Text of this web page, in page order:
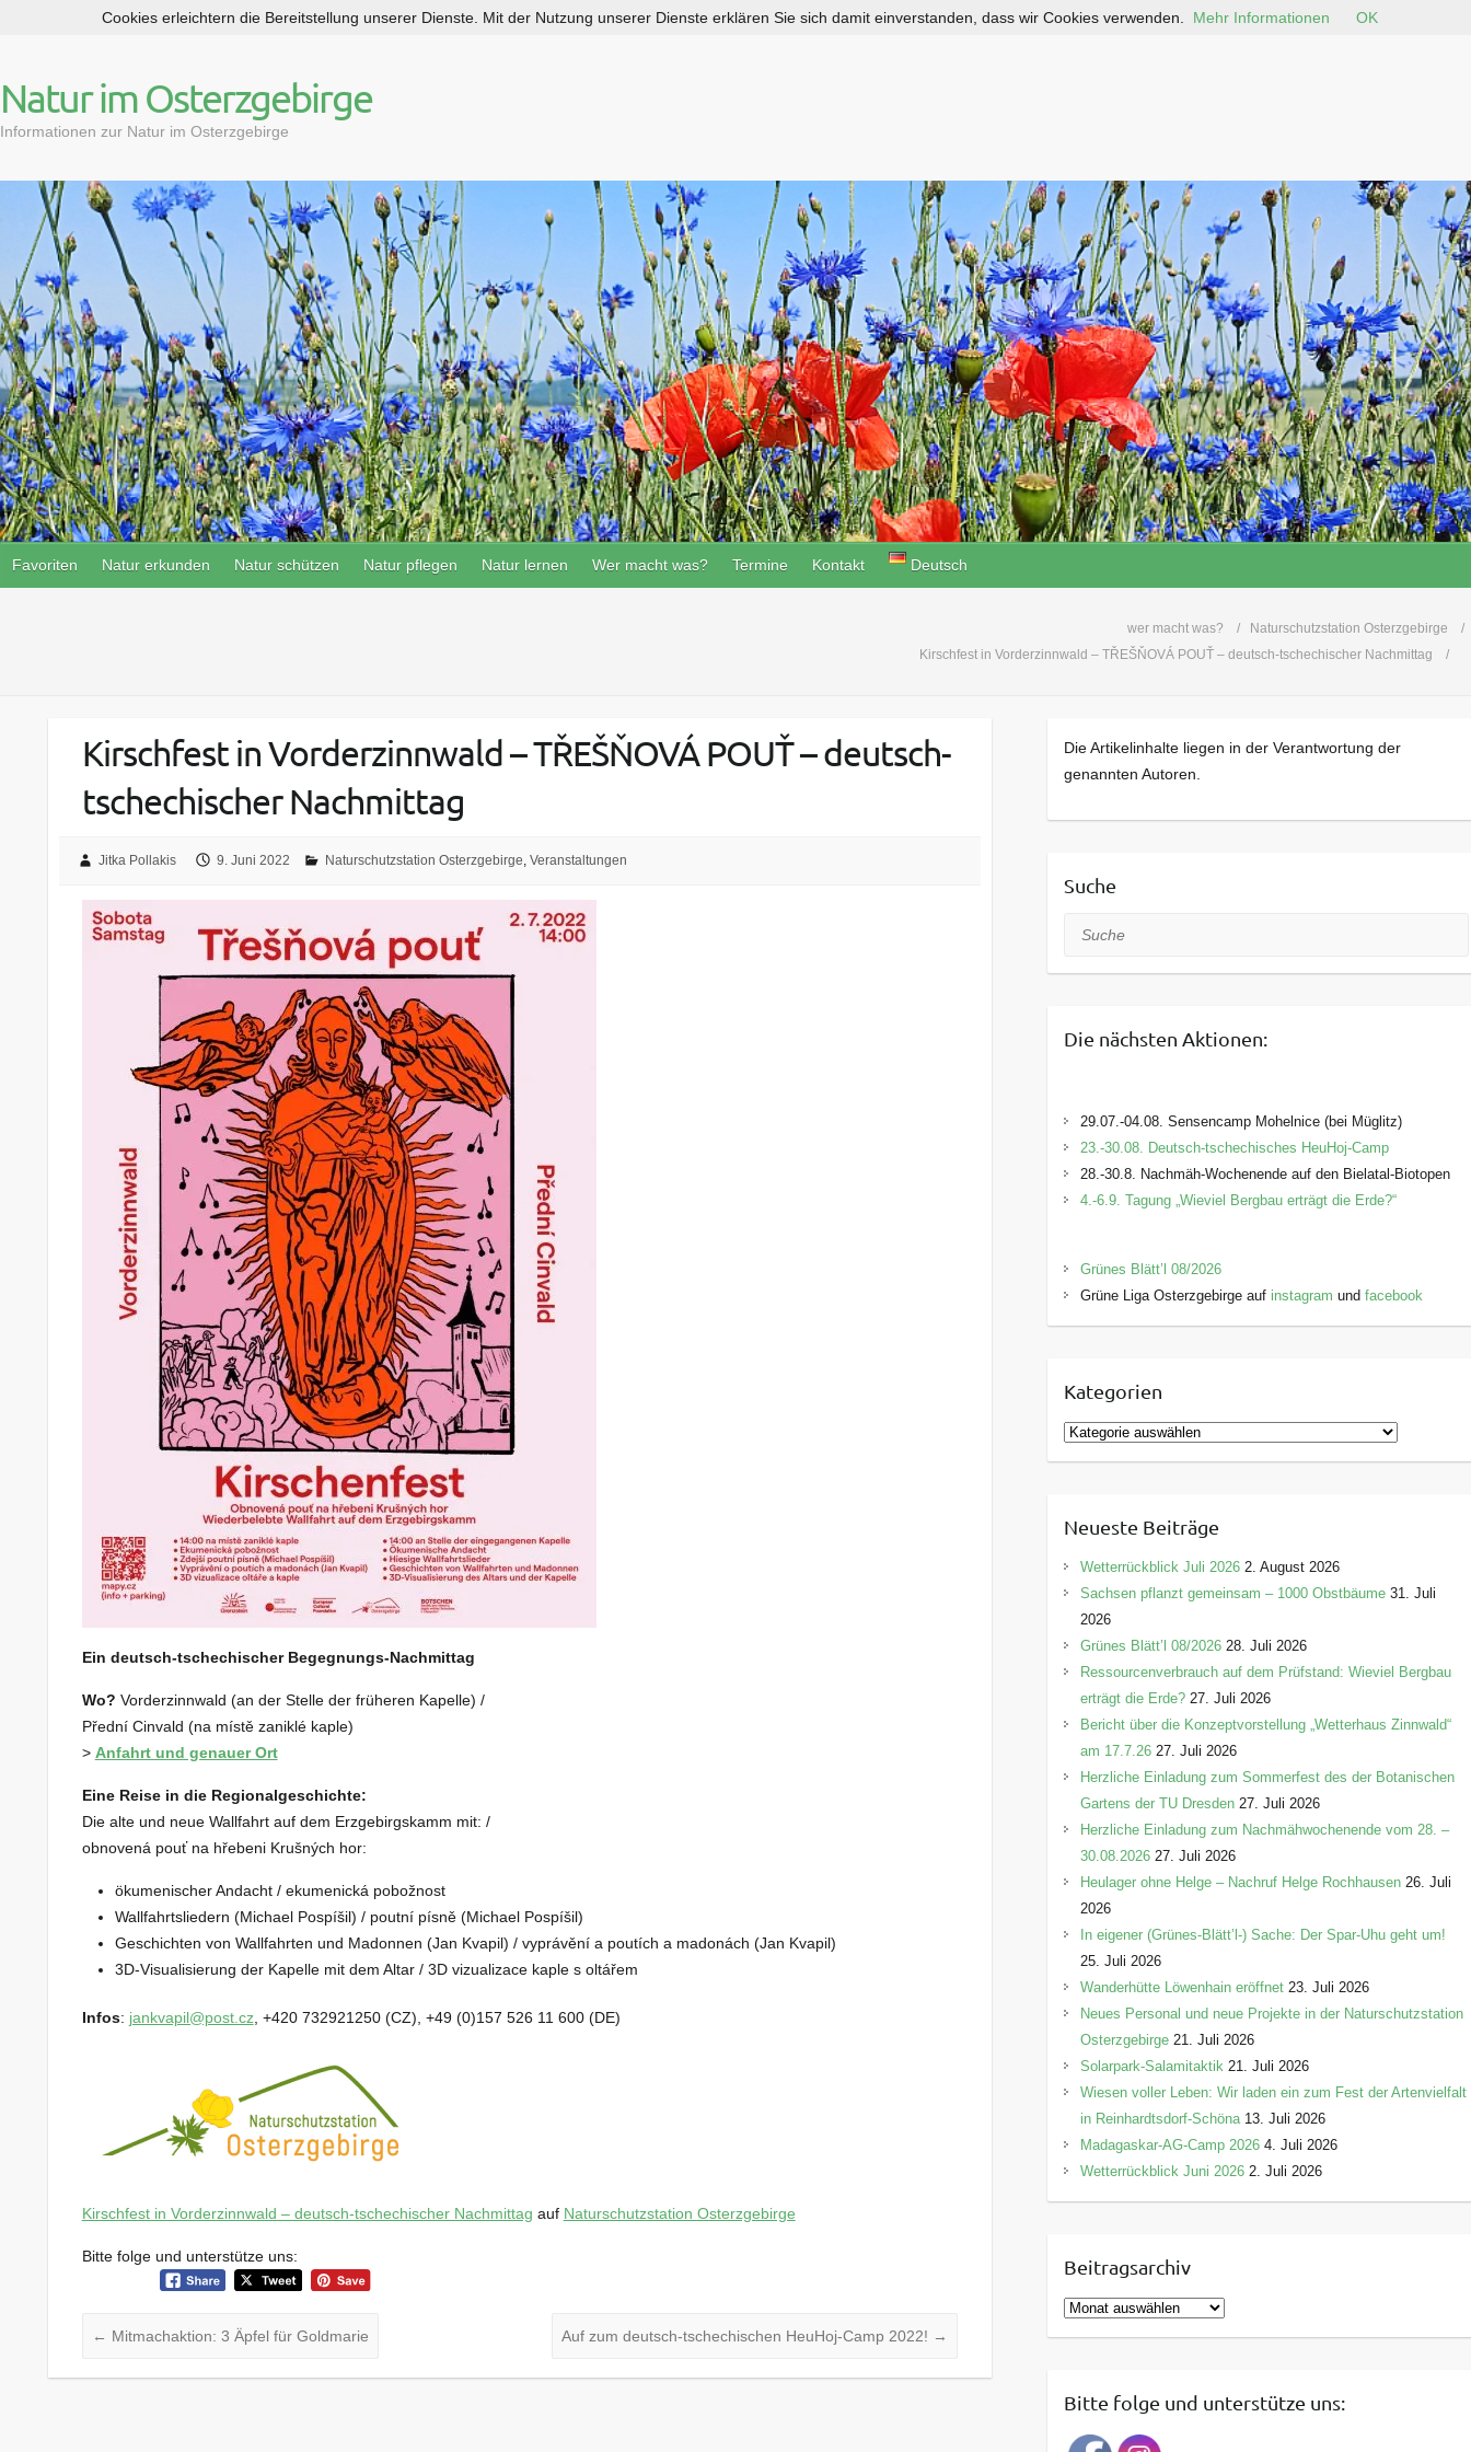
p
t
c
n
t
Natur im Osterzgebirge
Informationen zur Natur im Osterzgebirge
Favoriten Natur erkunden Natur schützen Natur pflegen Natur lernen Wer macht was? Termine Kontakt Deutsch
wer macht was?
Naturschutzstation Osterzgebirge
Kirschfest in Vorderzinnwald – TŘEŠŇOVÁ POUŤ – deutsch-tschechischer Nachmittag
Kirschfest in Vorderzinnwald – TŘEŠŇOVÁ POUŤ – deutsch-
tschechischer Nachmittag
Jitka Pollakis 9. Juni 2022 Naturschutzstation Osterzgebirge,Veranstaltungen
Ein deutsch-tschechischer Begegnungs-Nachmittag
Wo? Vorderzinnwald (an der Stelle der früheren Kapelle) /
Přední Cinvald (na místě zaniklé kaple)
> Anfahrt und genauer Ort
Eine Reise in die Regionalgeschichte:
Die alte und neue Wallfahrt auf dem Erzgebirgskamm mit: /
obnovená pouť na hřebeni Krušných hor:
ökumenischer Andacht / ekumenická pobožnost
Wallfahrtsliedern (Michael Pospíšil) / poutní písně (Michael Pospíšil)
Geschichten von Wallfahrten und Madonnen (Jan Kvapil) / vyprávění a poutích a madonách (Jan Kvapil)
3D-Visualisierung der Kapelle mit dem Altar / 3D vizualizace kaple s oltářem
Infos: jankvapil@post.cz, +420 732921250 (CZ), +49 (0)157 526 11 600 (DE)
Kirschfest in Vorderzinnwald – deutsch-tschechischer Nachmittag auf Naturschutzstation Osterzgebirge
Bitte folge und unterstütze uns:
← Mitmachaktion: 3 Äpfel für Goldmarie Auf zum deutsch-tschechischen HeuHoj-Camp 2022! →
Die Artikelinhalte liegen in der Verantwortung der
genannten Autoren.
Suche
Suche
Die nächsten Aktionen:
29.07.-04.08. Sensencamp Mohelnice (bei Müglitz)
23.-30.08. Deutsch-tschechisches HeuHoj-Camp
28.-30.8. Nachmäh-Wochenende auf den Bielatal-Biotopen
4.-6.9. Tagung „Wieviel Bergbau erträgt die Erde?“
Grünes Blätt’l 08/2026
Grüne Liga Osterzgebirge auf instagram und facebook
Kategorien
K
a
g
o
r
e
n
Neueste Beiträge
Wetterrückblick Juli 2026 2. August 2026
Sachsen pflanzt gemeinsam – 1000 Obstbäume 31. Juli
2026
Grünes Blätt’l 08/2026 28. Juli 2026
Ressourcenverbrauch auf dem Prüfstand: Wieviel Bergbau
erträgt die Erde? 27. Juli 2026
Bericht über die Konzeptvorstellung „Wetterhaus Zinnwald“
am 17.7.26 27. Juli 2026
Herzliche Einladung zum Sommerfest des der Botanischen
Gartens der TU Dresden 27. Juli 2026
Herzliche Einladung zum Nachmähwochenende vom 28. –
30.08.2026 27. Juli 2026
Heulager ohne Helge – Nachruf Helge Rochhausen 26. Juli
2026
In eigener (Grünes-Blätt’l-) Sache: Der Spar-Uhu geht um!
25. Juli 2026
Wanderhütte Löwenhain eröffnet 23. Juli 2026
Neues Personal und neue Projekte in der Naturschutzstation
Osterzgebirge 21. Juli 2026
Solarpark-Salamitaktik 21. Juli 2026
Wiesen voller Leben: Wir laden ein zum Fest der Artenvielfalt
in Reinhardtsdorf-Schöna 13. Juli 2026
Madagaskar-AG-Camp 2026 4. Juli 2026
Wetterrückblick Juni 2026 2. Juli 2026
Beitragsarchiv
B
e
rBitte folge und unterstütze uns:
Cookies erleichtern die Bereitstellung unserer Dienste. Mit der Nutzung unserer Dienste erklären Sie sich damit einverstanden, dass wir Cookies verwenden. Mehr Informationen OK